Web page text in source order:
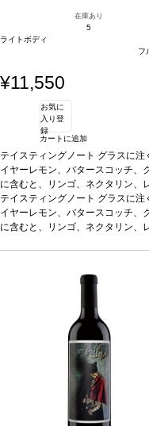
在庫あり
5
ライトボディ
フ
¥11,550
お気に
入り登
録
カートに追加
テイスティングノート グラスに注
イヤーレモン、バタースコッチ、
に含むと、リンゴ、ネクタリン、
のレモンカスタードとプラリネの
行する。フィニッシュは生き生き
が残る。合う料理
グリルしたシ
テイスティングノート グラスに注
イヤーレモン、バタースコッチ、
に含むと、リンゴ、ネクタリン、
グリルしたシ
シャルドネ
*本
同様の場合は自動的に次のヴィ